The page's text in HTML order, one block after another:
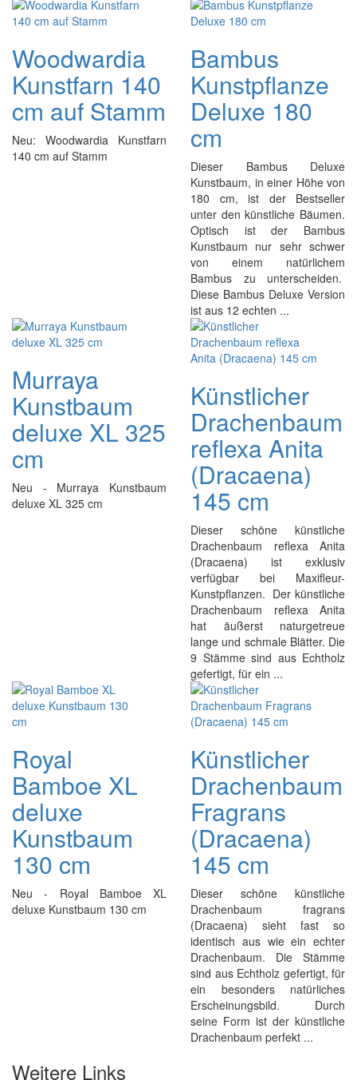
Woodwardia
Kunstfarn 140
cm auf Stamm
Neu: Woodwardia Kunstfarn
140 cm auf Stamm
Bambus
Kunstpflanze
Deluxe 180
cm
Dieser Bambus Deluxe
Kunstbaum, in einer Höhe von
180 cm, ist der Bestseller
unter den künstliche Bäumen.
Optisch ist der Bambus
Kunstbaum nur sehr schwer
von einem natürlichem
Bambus zu unterscheiden.
Diese Bambus Deluxe Version
ist aus 12 echten ...
Murraya
Kunstbaum
deluxe XL 325
cm
Neu - Murraya Kunstbaum
deluxe XL 325 cm
Künstlicher
Drachenbaum
reflexa Anita
(Dracaena)
145 cm
Dieser schöne künstliche
Drachenbaum reflexa Anita
(Dracaena) ist exklusiv
verfügbar bei Maxifleur-
Kunstpflanzen. Der künstliche
Drachenbaum reflexa Anita
hat äußerst naturgetreue
lange und schmale Blätter. Die
9 Stämme sind aus Echtholz
gefertigt, für ein ...
Royal
Bamboe XL
deluxe
Kunstbaum
130 cm
Neu - Royal Bamboe XL
deluxe Kunstbaum 130 cm
Künstlicher
Drachenbaum
Fragrans
(Dracaena)
145 cm
Dieser schöne künstliche
Drachenbaum fragrans
(Dracaena) sieht fast so
identisch aus wie ein echter
Drachenbaum. Die Stämme
sind aus Echtholz gefertigt, für
ein besonders natürliches
Erscheinungsbild. Durch
seine Form ist der künstliche
Drachenbaum perfekt ...
Weitere Links